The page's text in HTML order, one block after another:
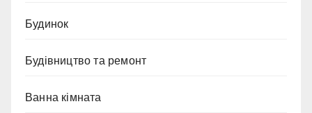
Будинок
Будівництво та ремонт
Ванна кімната